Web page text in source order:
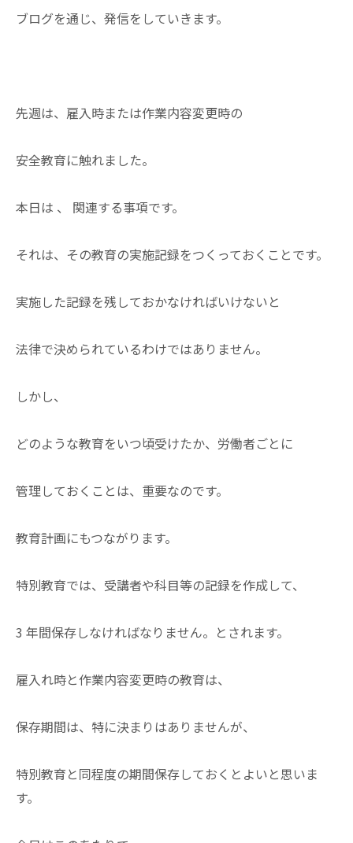
ブログを通じ、発信をしていきます。
先週は、雇入時または作業内容変更時の
安全教育に触れました。
本日は 、 関連する事項です。
それは、その教育の実施記録をつくっておくことです。
実施した記録を残しておかなければいけないと
法律で決められているわけではありません。
しかし、
どのような教育をいつ頃受けたか、労働者ごとに
管理しておくことは、重要なのです。
教育計画にもつながります。
特別教育では、受講者や科目等の記録を作成して、
3 年間保存しなければなりません。とされます。
雇入れ時と作業内容変更時の教育は、
保存期間は、特に決まりはありませんが、
特別教育と同程度の期間保存しておくとよいと思いま
す。